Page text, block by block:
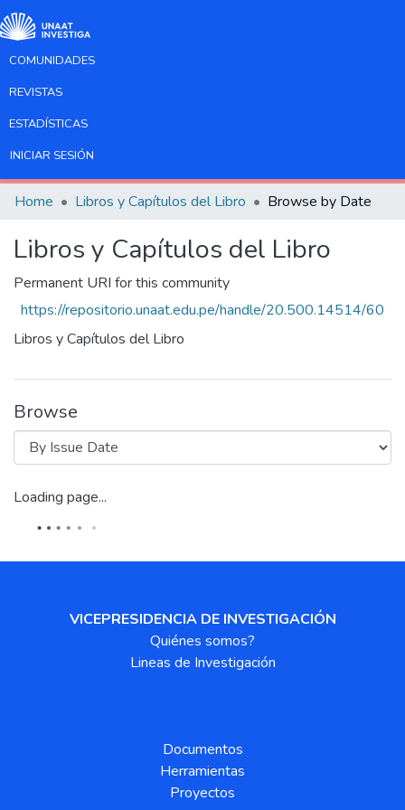
COMUNIDADES
REVISTAS
ESTADÍSTICAS
INICIAR SESIÓN
Home Libros y Capítulos del Libro Browse by Date
Libros y Capítulos del Libro
Permanent URI for this community
https://repositorio.unaat.edu.pe/handle/20.500.14514/60
Libros y Capítulos del Libro
Browse
Loading page...
VICEPRESIDENCIA DE INVESTIGACIÓN
Quiénes somos?
Lineas de Investigación
Documentos
Herramientas
Proyectos